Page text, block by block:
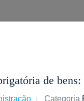
de
Categoria